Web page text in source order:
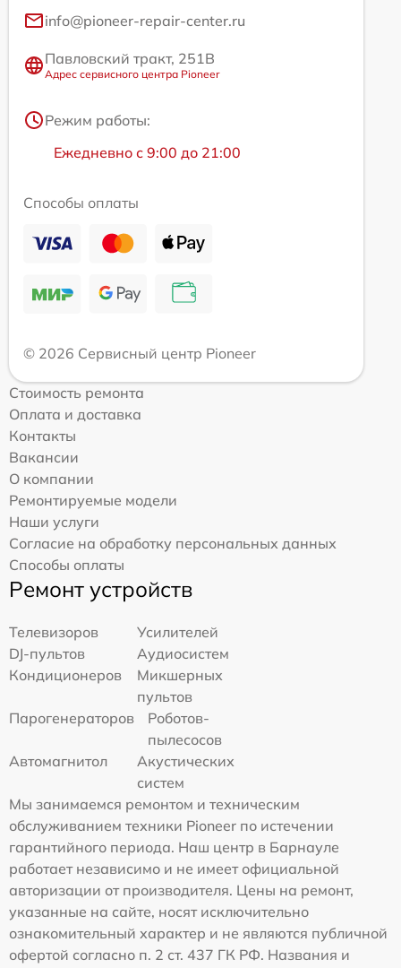
info@pioneer-repair-center.ru
Павловский тракт, 251В
Адрес сервисного центра Pioneer
Режим работы:
Ежедневно с 9:00 до 21:00
Способы оплаты
© 2026 Сервисный центр Pioneer
Стоимость ремонта
Оплата и доставка
Контакты
Вакансии
О компании
Ремонтируемые модели
Наши услуги
Согласие на обработку персональных данных
Способы оплаты
Ремонт устройств
Телевизоров
Усилителей
DJ-пультов
Аудиосистем
Кондиционеров
Микшерных
пультов
Парогенераторов
Роботов-
пылесосов
Автомагнитол
Акустических
систем
Мы занимаемся ремонтом и техническим
обслуживанием техники Pioneer по истечении
гарантийного периода. Наш центр в Барнауле
работает независимо и не имеет официальной
авторизации от производителя. Цены на ремонт,
указанные на сайте, носят исключительно
ознакомительный характер и не являются публичной
офертой согласно п. 2 ст. 437 ГК РФ. Названия и